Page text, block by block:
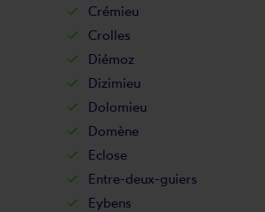
Crémieu
Crolles
Diémoz
Dizimieu
Dolomieu
Domène
Eclose
Entre-deux-guiers
Eybens